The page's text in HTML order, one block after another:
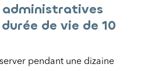
administratives
de vie de 10
pendant une dizaine